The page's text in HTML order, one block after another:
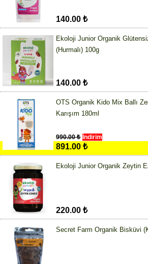
140.00 ₺
Ekoloji Junior Organik
(Hurmalı) 100g
140.00 ₺
OTS Organik Kido Mix Ballı
Karışım 180ml
990.00 ₺ İndirim
891.00 ₺
Ekoloji Junior Organik Zeytin
220.00 ₺
Secret Farm Organik Bisküvi